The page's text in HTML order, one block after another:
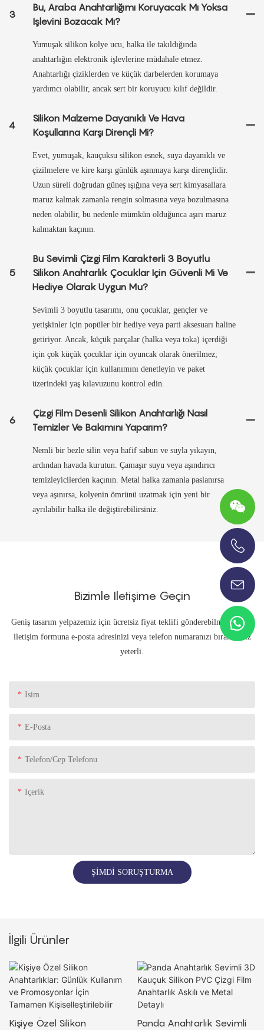
3
Bu, Araba Anahtarlığımı Koruyacak Mı Yoksa
Işlevini Bozacak Mı?
Yumuşak silikon kolye ucu, halka ile takıldığında
anahtarlığın elektronik işlevlerine müdahale etmez.
Anahtarlığı çiziklerden ve küçük darbelerden korumaya
yardımcı olabilir, ancak sert bir koruyucu kılıf değildir.
4
Silikon Malzeme Dayanıklı Ve Hava
Koşullarına Karşı Dirençli Mi?
Evet, yumuşak, kauçuksu silikon esnek, suya dayanıklı ve
çizilmelere ve kire karşı günlük aşınmaya karşı dirençlidir.
Uzun süreli doğrudan güneş ışığına veya sert kimyasallara
maruz kalmak zamanla rengin solmasına veya bozulmasına
neden olabilir, bu nedenle mümkün olduğunca aşırı maruz
kalmaktan kaçının.
5
Bu Sevimli Çizgi Film Karakterli 3 Boyutlu
Silikon Anahtarlık Çocuklar Için Güvenli Mi Ve
Hediye Olarak Uygun Mu?
Sevimli 3 boyutlu tasarımı, onu çocuklar, gençler ve
yetişkinler için popüler bir hediye veya parti aksesuarı haline
getiriyor. Ancak, küçük parçalar (halka veya toka) içerdiği
için çok küçük çocuklar için oyuncak olarak önerilmez;
küçük çocuklar için kullanımını denetleyin ve paket
üzerindeki yaş kılavuzunu kontrol edin.
6
Çizgi Film Desenli Silikon Anahtarlığı Nasıl
Temizler Ve Bakımını Yaparım?
Nemli bir bezle silin veya hafif sabun ve suyla yıkayın,
ardından havada kurutun. Çamaşır suyu veya aşındırıcı
temizleyicilerden kaçının. Metal halka zamanla paslanırsa
veya aşınırsa, kolyenin ömrünü uzatmak için yeni bir
ayrılabilir halka ile değiştirebilirsiniz.
Bizimle Iletişime Geçin
Geniş tasarım yelpazemiz için ücretsiz fiyat teklifi gönderebilmemiz için
iletişim formuna e-posta adresinizi veya telefon numaranızı bırakmanız
yeterli.
Isim
E-Posta
Telefon/Cep Telefonu
Içerik
ŞIMDI SORUŞTURMA
İlgili Ürünler
Kişiye Özel Silikon Panda Anahtarlık Sevimli